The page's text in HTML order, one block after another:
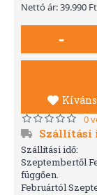
Nettó ár: 39.990 Ft
-
0
Szállítási
Szállítási idő:
Szeptembertől
függően.
Februártól